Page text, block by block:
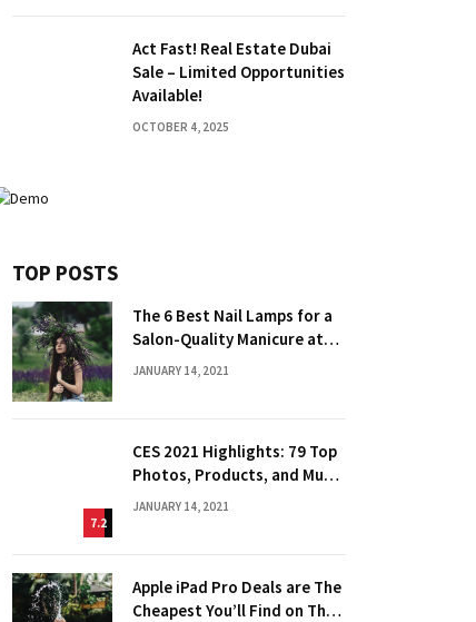
Act Fast! Real Estate Dubai
Sale – Limited Opportunities
Available!
OCTOBER 4, 2025
TOP POSTS
The 6 Best Nail Lamps for a
Salon-Quality Manicure at
Home
JANUARY 14, 2021
7.2
CES 2021 Highlights: 79 Top
Photos, Products, and Much
More
JANUARY 14, 2021
Apple iPad Pro Deals are The
Cheapest You’ll Find on The